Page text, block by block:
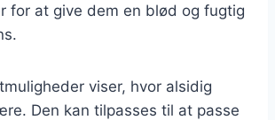
for at give dem en blød og fugtig
viser, hvor alsidig
Den kan tilpasses til at passe